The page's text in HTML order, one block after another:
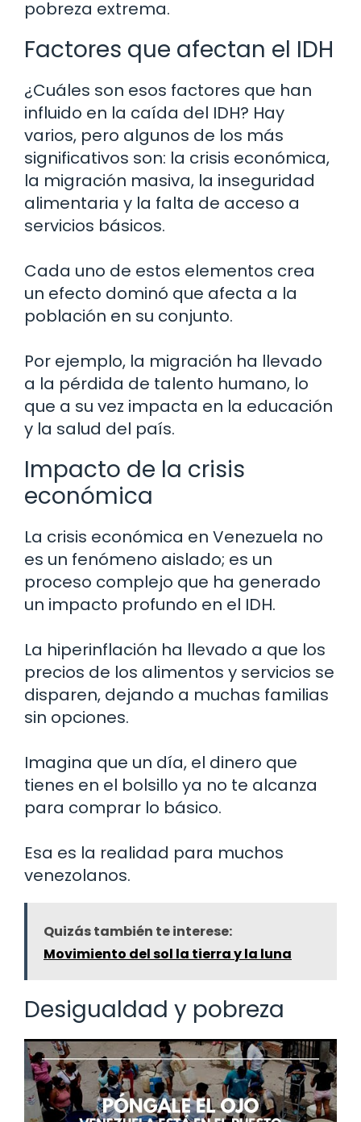
pobreza extrema.
Factores que afectan el IDH
¿Cuáles son esos factores que han
influido en la caída del IDH? Hay
varios, pero algunos de los más
significativos son: la crisis económica,
la migración masiva, la inseguridad
alimentaria y la falta de acceso a
servicios básicos.
Cada uno de estos elementos crea
un efecto dominó que afecta a la
población en su conjunto.
Por ejemplo, la migración ha llevado
a la pérdida de talento humano, lo
que a su vez impacta en la educación
y la salud del país.
Impacto de la crisis
económica
La crisis económica en Venezuela no
es un fenómeno aislado; es un
proceso complejo que ha generado
un impacto profundo en el IDH.
La hiperinflación ha llevado a que los
precios de los alimentos y servicios se
disparen, dejando a muchas familias
sin opciones.
Imagina que un día, el dinero que
tienes en el bolsillo ya no te alcanza
para comprar lo básico.
Esa es la realidad para muchos
venezolanos.
Quizás también te interese:
Movimiento del sol la tierra y la luna
Desigualdad y pobreza